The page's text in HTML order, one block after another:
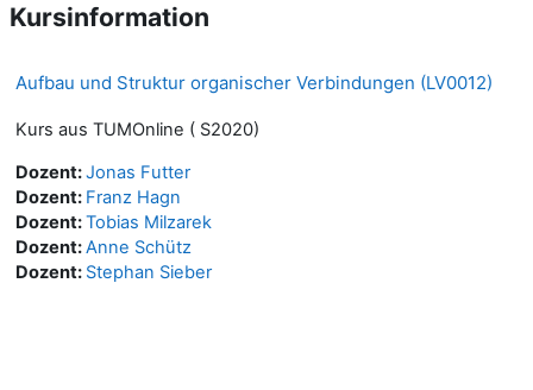
Kursinformation
Aufbau und Struktur organischer Verbindungen (LV0012)
Kurs aus TUMOnline ( S2020)
Dozent:Jonas Futter
Dozent: Franz Hagn
Dozent:Tobias Milzarek
Dozent:Anne Schütz
Dozent: Stephan Sieber